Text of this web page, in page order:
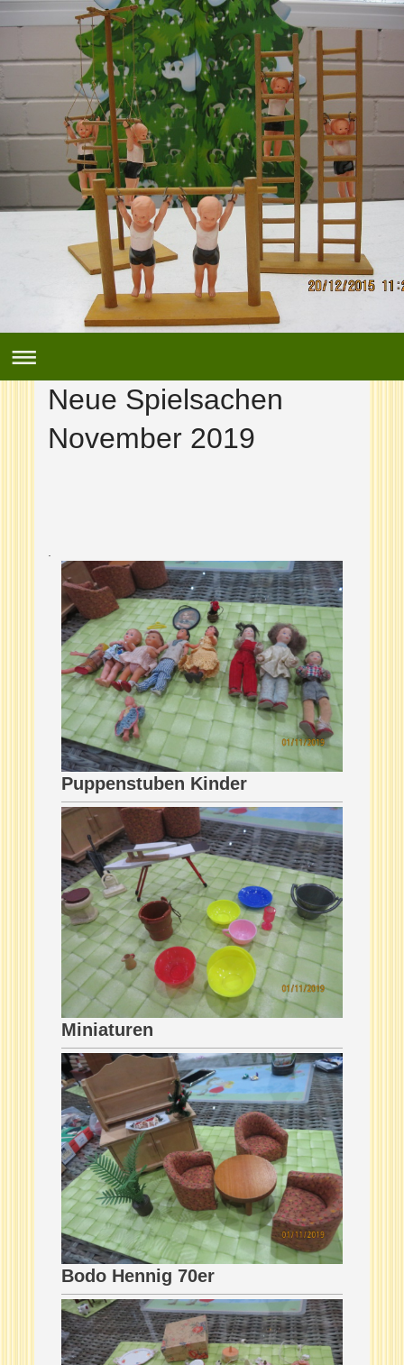
Neue Spielsachen
November 2019
Puppenstuben Kinder
Miniaturen
Bodo Hennig 70er